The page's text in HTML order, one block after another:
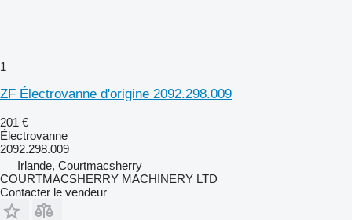
1
ZF Électrovanne d'origine 2092.298.009
201 €
Électrovanne
2092.298.009
Irlande, Courtmacsherry
COURTMACSHERRY MACHINERY LTD
Contacter le vendeur